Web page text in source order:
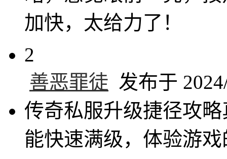
加快，太给力了！
2
善恶罪徒 发布于
传奇私服升级捷径攻
能快速满级，体验游